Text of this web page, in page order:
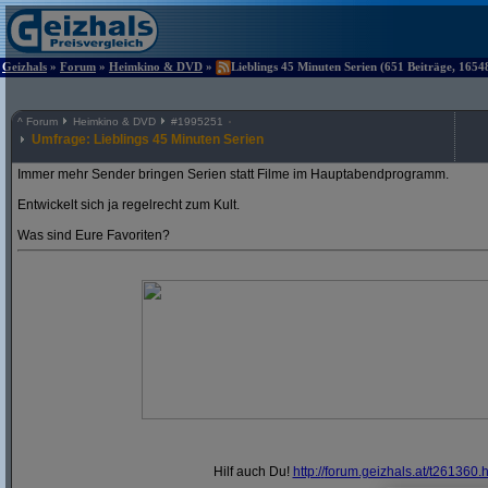
Geizhals » Forum » Heimkino & DVD » Lieblings 45 Minuten Serien (651 Beiträge,
^ Forum Heimkino & DVD #1995251
Umfrage: Lieblings 45 Minuten Serien
Immer mehr Sender bringen Serien statt Filme im Hauptabendprogramm.
Entwickelt sich ja regelrecht zum Kult.
Was sind Eure Favoriten?
Hilf auch Du! http://forum.geizhals.at/